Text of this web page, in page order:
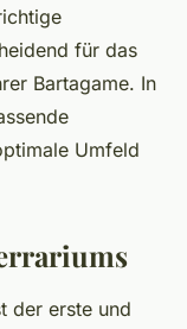
für das
Bartagame. In
Umfeld
der erste und